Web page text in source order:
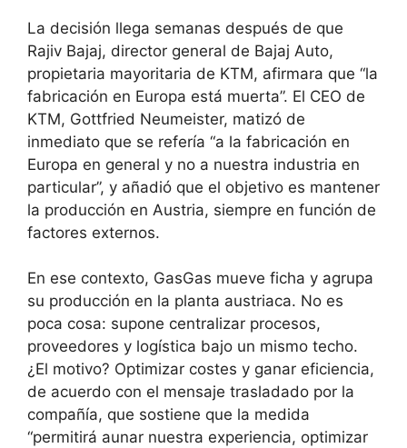
La decisión llega semanas después de que
Rajiv Bajaj, director general de Bajaj Auto,
propietaria mayoritaria de KTM, afirmara que “la
fabricación en Europa está muerta”. El CEO de
KTM, Gottfried Neumeister, matizó de
inmediato que se refería “a la fabricación en
Europa en general y no a nuestra industria en
particular”, y añadió que el objetivo es mantener
la producción en Austria, siempre en función de
factores externos.
En ese contexto, GasGas mueve ficha y agrupa
su producción en la planta austriaca. No es
poca cosa: supone centralizar procesos,
proveedores y logística bajo un mismo techo.
¿El motivo? Optimizar costes y ganar eficiencia,
de acuerdo con el mensaje trasladado por la
compañía, que sostiene que la medida
“permitirá aunar nuestra experiencia, optimizar